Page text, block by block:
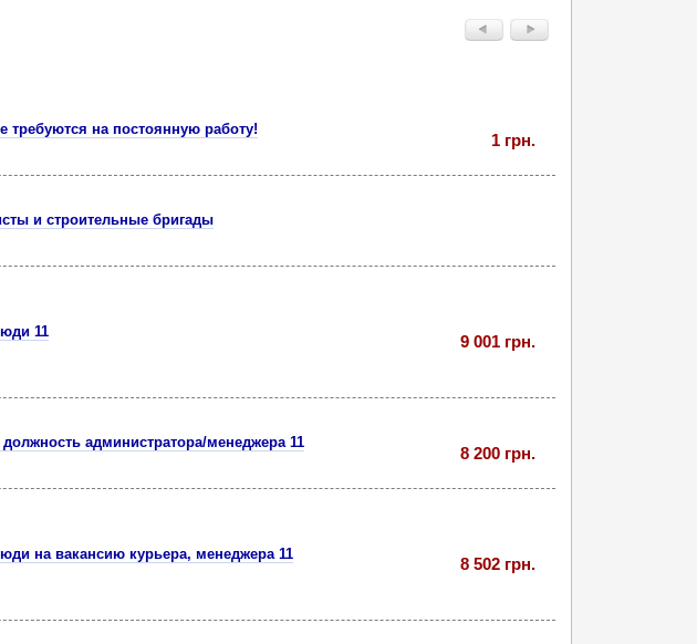
требуются на постоянную работу!
1 грн.
и строительные бригады
11
9 001 грн.
администратора/менеджера 11
8 200 грн.
на вакансию курьера, менеджера 11
8 502 грн.